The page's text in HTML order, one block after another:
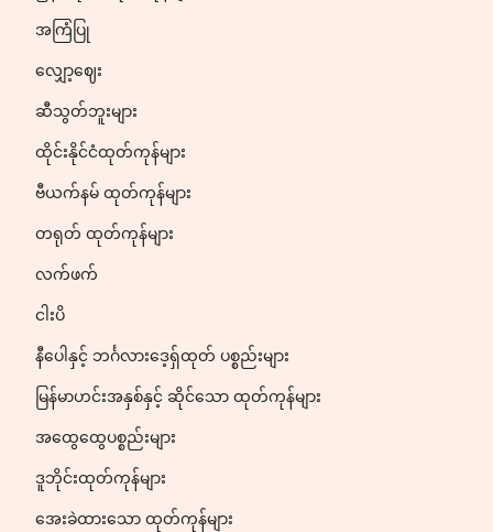
အကြံပြု
လျှော့ဈေး
ဆီသွတ်ဘူးများ
ထိုင်းနိုင်ငံထုတ်ကုန်များ
ဗီယက်နမ် ထုတ်ကုန်များ
တရုတ် ထုတ်ကုန်များ
လက်ဖက်
ငါးပိ
နီပေါနှင့် ဘင်္ဂလားဒေ့ရှ်ထုတ် ပစ္စည်းများ
မြန်မာဟင်းအနှစ်နှင့် ဆိုင်သော ထုတ်ကုန်များ
အထွေထွေပစ္စည်းများ
ဒူဘိုင်းထုတ်ကုန်များ
အေးခဲထားသော ထုတ်ကုန်များ